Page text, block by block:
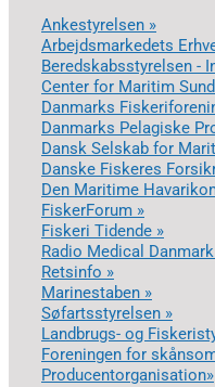
Ankestyrelsen »
Arbejdsmarkedets
Beredskabsstyrelsen -
Center for Maritim
Danmarks
Danmarks Pelagiske
Dansk Selskab for
Danske Fiskeres
Den Maritime
FiskerForum »
Fiskeri Tidende »
Radio Medical
Retsinfo »
Marinestaben »
Søfartsstyrelsen »
Landbrugs- og
Foreningen for
Producentorganisation»